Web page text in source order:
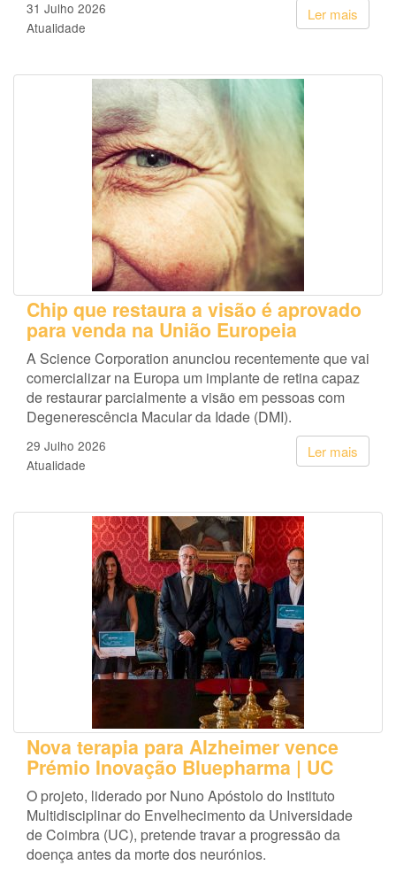
Ler mais
31 Julho 2026
Atualidade
Chip que restaura a visão é aprovado
para venda na União Europeia
A Science Corporation anunciou recentemente que vai
comercializar na Europa um implante de retina capaz
de restaurar parcialmente a visão em pessoas com
Degenerescência Macular da Idade (DMI).
Ler mais
29 Julho 2026
Atualidade
Nova terapia para Alzheimer vence
Prémio Inovação Bluepharma | UC
O projeto, liderado por Nuno Apóstolo do Instituto
Multidisciplinar do Envelhecimento da Universidade
de Coimbra (UC), pretende travar a progressão da
doença antes da morte dos neurónios.